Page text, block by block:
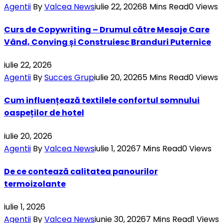
Agentii ByValcea Newsiulie 22, 20268 Mins Read0Views
Curs de Copywriting – Drumul către Mesaje Care
Vând, Conving și Construiesc Branduri Puternice
iulie 22, 2026
Agentii BySucces Grupiulie 20, 20265 Mins Read0Views
Cum influențează textilele confortul somnului
oaspeților de hotel
iulie 20, 2026
Agentii ByValcea Newsiulie 1, 20267 Mins Read0Views
De ce contează calitatea panourilor
termoizolante
iulie 1, 2026
Agentii ByValcea Newsiunie 30, 20267 Mins Read1 Views